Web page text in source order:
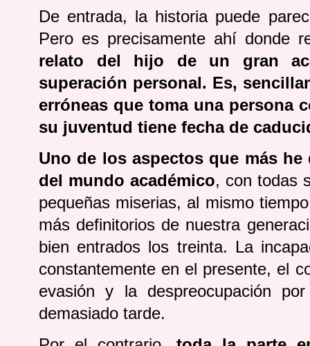
De entrada, la historia puede
Pero es precisamente ahí donde
relato del hijo de un gran
superación personal. Es,
erróneas que toma una persona
su juventud tiene fecha de
Uno de los aspectos que más
del mundo académico, con todas
pequeñas miserias, al mismo
más definitorios de nuestra
bien entrados los treinta. La
constantemente en el presente, el
evasión y la despreocupación
demasiado tarde.